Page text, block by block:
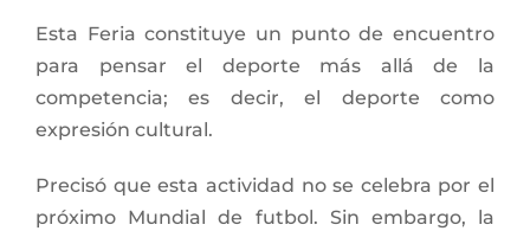
Esta Feria constituye un punto de encuentro
para pensar el deporte más allá de la
competencia; es decir, el deporte como
expresión cultural.
Precisó que esta actividad no se celebra por el
próximo Mundial de futbol. Sin embargo, la